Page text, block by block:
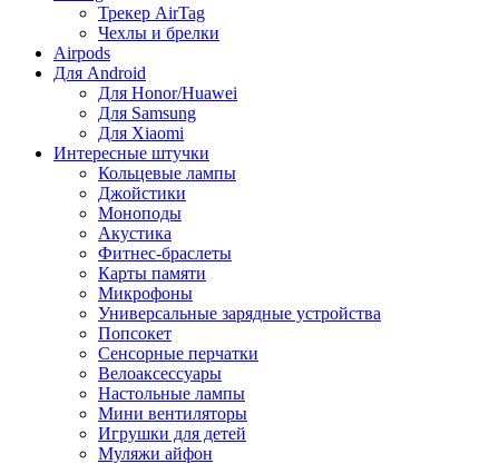
Трекер AirTag
Чехлы и брелки
Airpods
Для Android
Для Honor/Huawei
Для Samsung
Для Xiaomi
Интересные штучки
Кольцевые лампы
Джойстики
Моноподы
Акустика
Фитнес-браслеты
Карты памяти
Микрофоны
Универсальные зарядные устройства
Попсокет
Сенсорные перчатки
Велоаксессуары
Настольные лампы
Мини вентиляторы
Игрушки для детей
Муляжи айфон